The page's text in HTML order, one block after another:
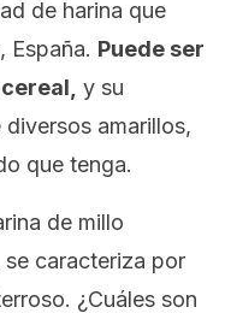
de harina que
España. Puede ser
y su
amarillos,
que tenga.
de millo
caracteriza por
¿Cuáles son